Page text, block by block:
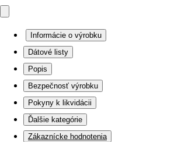
Informácie o výrobku
Dátové listy
Popis
Bezpečnosť výrobku
Pokyny k likvidácii
Ďalšie kategórie
Zákaznícke hodnotenia